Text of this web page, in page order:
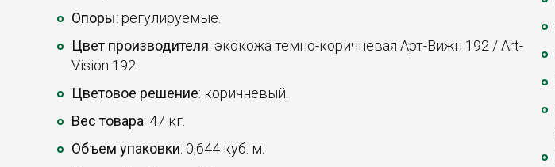
Опоры: регулируемые.
Цвет производителя: экокожа темно-коричневая Арт-Вижн 192 / Art-
Vision 192.
Цветовое решение: коричневый.
Вес товара: 47 кг.
Объем упаковки: 0,644 куб. м.